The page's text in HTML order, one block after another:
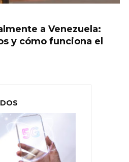
a Venezuela:
y cómo funciona el